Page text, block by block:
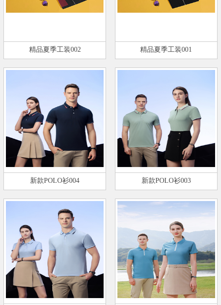
精品夏季工装002 精品夏季工装001
新款POLO衫004 新款POLO衫003